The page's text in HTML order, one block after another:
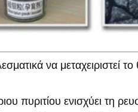
να μεταχειριστεί το
πυριτίου ενισχύει τη